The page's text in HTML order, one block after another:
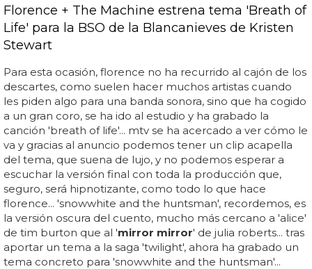
Florence + The Machine estrena tema 'Breath of
Life' para la BSO de la Blancanieves de Kristen
Stewart
Para esta ocasión, florence no ha recurrido al cajón de los
descartes, como suelen hacer muchos artistas cuando
les piden algo para una banda sonora, sino que ha cogido
a un gran coro, se ha ido al estudio y ha grabado la
canción 'breath of life'... mtv se ha acercado a ver cómo le
va y gracias al anuncio podemos tener un clip acapella
del tema, que suena de lujo, y no podemos esperar a
escuchar la versión final con toda la producción que,
seguro, será hipnotizante, como todo lo que hace
florence... 'snowwhite and the huntsman', recordemos, es
la versión oscura del cuento, mucho más cercano a 'alice'
de tim burton que al 'mirror mirror' de julia roberts... tras
aportar un tema a la saga 'twilight', ahora ha grabado un
tema concreto para 'snowwhite and the huntsman'...